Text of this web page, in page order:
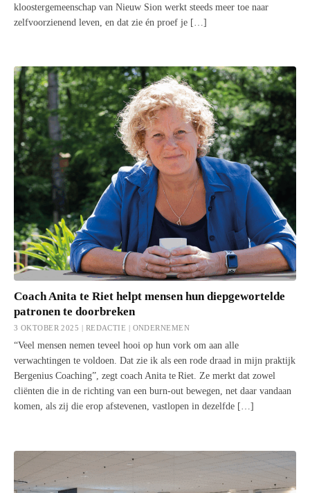
kloostergemeenschap van Nieuw Sion werkt steeds meer toe naar
zelfvoorzienend leven, en dat zie én proef je […]
Coach Anita te Riet helpt mensen hun diepgewortelde
patronen te doorbreken
3 OKTOBER 2025 | REDACTIE | ONDERNEMEN
“Veel mensen nemen teveel hooi op hun vork om aan alle
verwachtingen te voldoen. Dat zie ik als een rode draad in mijn praktijk
Bergenius Coaching”, zegt coach Anita te Riet. Ze merkt dat zowel
cliënten die in de richting van een burn‑out bewegen, net daar vandaan
komen, als zij die erop afstevenen, vastlopen in dezelfde […]